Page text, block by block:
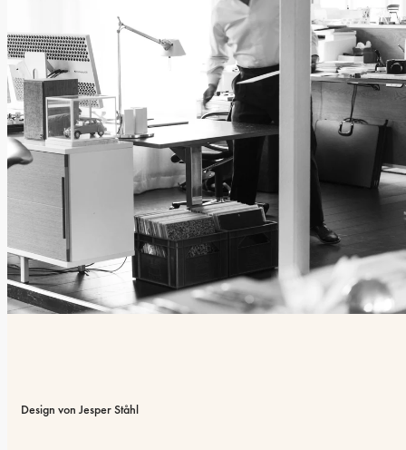
Design von Jesper Ståhl